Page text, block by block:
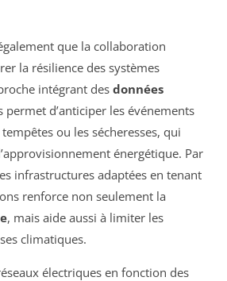
que la collaboration
la résilience des systèmes
intégrant des données
permet d’anticiper les événements
ou les sécheresses, qui
énergétique. Par
infrastructures adaptées en tenant
renforce non seulement la
, mais aide aussi à limiter les
climatiques.
électriques en fonction des